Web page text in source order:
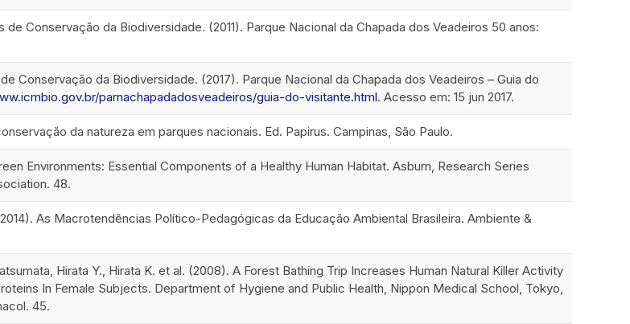
Conservação da Biodiversidade. (2011). Parque Nacional da Chapada dos Veadeiros 50 anos:
Conservação da Biodiversidade. (2017). Parque Nacional da Chapada dos Veadeiros – Guia do
parnachapadadosveadeiros/guia-do-visitante.html. Acesso em: 15 jun 2017.
da natureza em parques nacionais. Ed. Papirus. Campinas, São Paulo.
Environments: Essential Components of a Healthy Human Habitat. Asburn, Research Series
48.
As Macrotendências Político-Pedagógicas da Educação Ambiental Brasileira. Ambiente &
Hirata Y., Hirata K. et al. (2008). A Forest Bathing Trip Increases Human Natural Killer Activity
In Female Subjects. Department of Hygiene and Public Health, Nippon Medical School, Tokyo,
45.